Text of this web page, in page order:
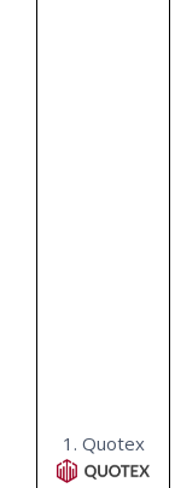
1. Quotex